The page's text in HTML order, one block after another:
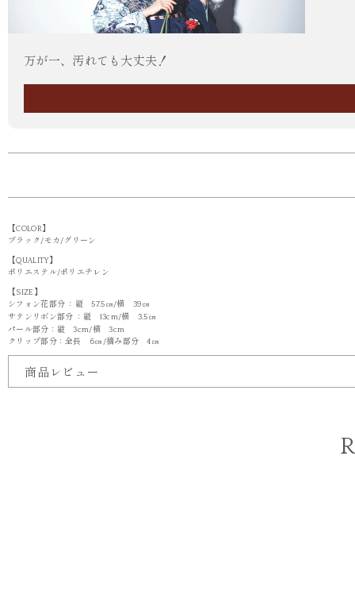
万が一、汚れても大丈夫！
【COLOR】
ブラック/モカ/グリーン
【QUALITY】
ポリエステル/ポリエチレン
【SIZE】
シフォン花部分 ：縦 57.5㎝/横 39㎝
サテンリボン部分 ：縦 13cm/横 3.5㎝
パール部分：縦 3cm/横 3cm
クリップ部分：全長 6㎝/摘み部分 4㎝
商品レビュー